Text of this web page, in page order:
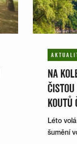
NA
KOUTŮ
Léto
šumění